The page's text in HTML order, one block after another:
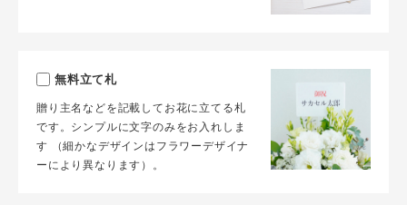
無料立て札
贈り主名などを記載してお花に立てる札
です。シンプルに文字のみをお入れしま
す （細かなデザインはフラワーデザイナ
ーにより異なります）。